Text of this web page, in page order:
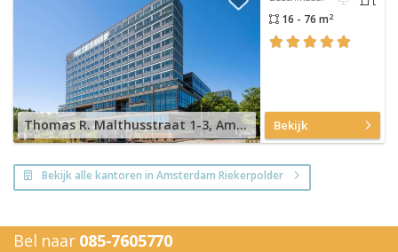
Thomas R. Malthusstraat 1-3, Amsterdam Riekerpolder
16 - 76 m2
Bekijk
Bekijk alle kantoren in Amsterdam Riekerpolder
Bel naar 085-7605770